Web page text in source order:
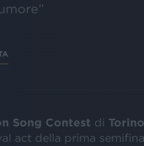
Song Contest di Torino
act della prima